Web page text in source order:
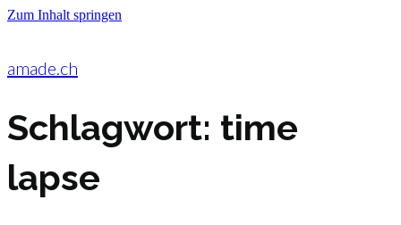
Zum Inhalt springen
amade.ch
Schlagwort: time
lapse